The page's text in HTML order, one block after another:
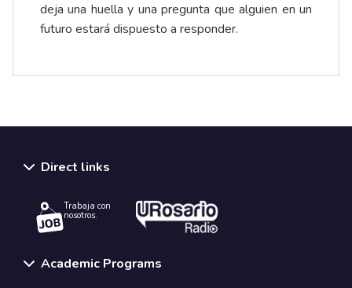
deja una huella y una pregunta que alguien en un
futuro estará dispuesto a responder.
Direct links
Trabaja con
nosotros.
Academic Programs